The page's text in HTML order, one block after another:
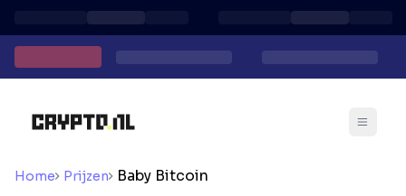
Home Prijzen Baby Bitcoin